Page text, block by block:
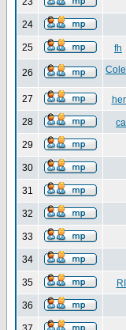
24
25 fh
26
27
28
29
30
31
32
33
34
35
36